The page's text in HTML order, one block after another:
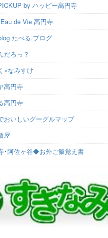
by ハッピー高円寺
de Vie 高円寺
たべる.ブログ
だろっ？
×なみすけ
高円寺
高円寺
おいしいグーグルマップ
屋
･阿佐ヶ谷◆お外ご飯覚え書